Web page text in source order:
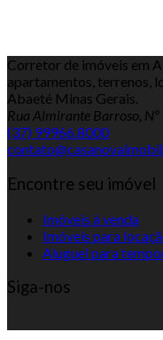
Corretor de imóveis em
apartamentos, terrenos,
Abaeté Minas Gerais.
Rua Almirante Barroso,
(37) 99966.8000
Encontre seu imóvel
Imóveis à venda
Imóveis para
Aluguel para
Siga-nos